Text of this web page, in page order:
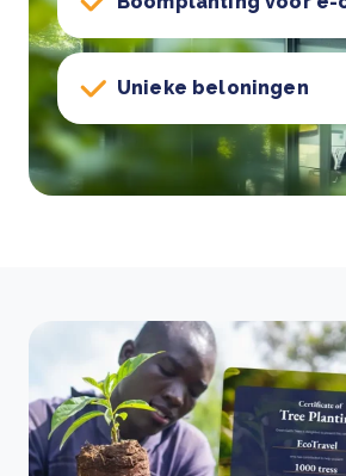
Unieke beloningen